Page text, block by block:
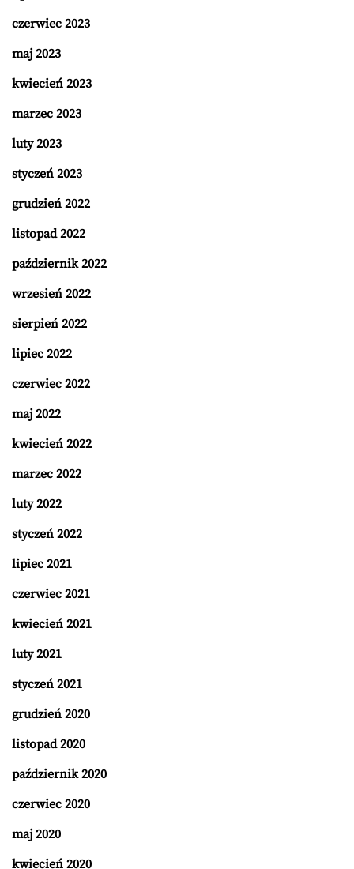
czerwiec 2023
maj 2023
kwiecień 2023
marzec 2023
luty 2023
styczeń 2023
grudzień 2022
listopad 2022
październik 2022
wrzesień 2022
sierpień 2022
lipiec 2022
czerwiec 2022
maj 2022
kwiecień 2022
marzec 2022
luty 2022
styczeń 2022
lipiec 2021
czerwiec 2021
kwiecień 2021
luty 2021
styczeń 2021
grudzień 2020
listopad 2020
październik 2020
czerwiec 2020
maj 2020
kwiecień 2020